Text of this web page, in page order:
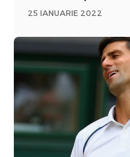
25 IANUARIE 2022